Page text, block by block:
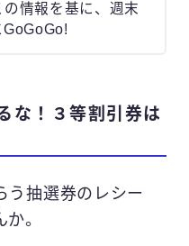
情報を基に、週末
な！３等割引券は
う抽選券のレシー
。